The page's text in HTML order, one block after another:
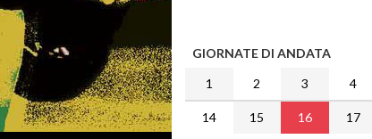
GIORNATE DI ANDATA
1
2 3 4
14 15 16 17